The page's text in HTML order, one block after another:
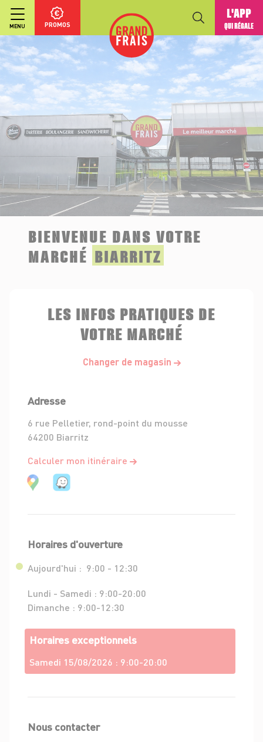
MENU PROMOS
L'APP
QUI RÉGALE
BIENVENUE DANS VOTRE
MARCHÉ BIARRITZ
LES INFOS PRATIQUES DE
VOTRE MARCHÉ
Changer de magasin
Adresse
6 rue Pelletier, rond-point du mousse
64200 Biarritz
Calculer mon itinéraire
Horaires d'ouverture
Aujourd'hui : 9:00 - 12:30
Lundi - Samedi : 9:00-20:00
Dimanche : 9:00-12:30
Horaires exceptionnels
Samedi 15/08/2026 : 9:00-20:00
Nous contacter